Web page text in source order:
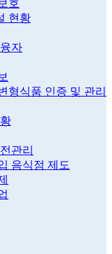
호
현황
자
형식품 인증 및 관리
관리
음식점 제도